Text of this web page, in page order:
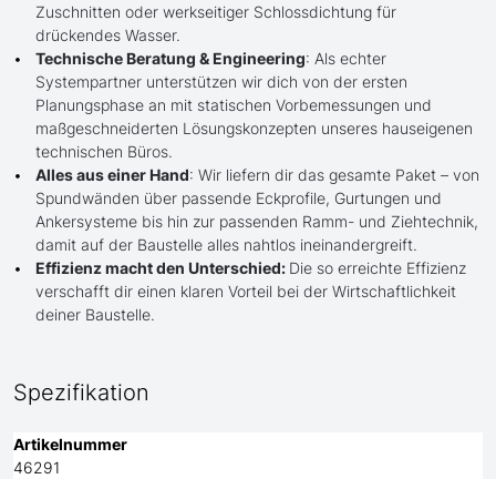
Zuschnitten oder werkseitiger Schlossdichtung für
drückendes Wasser.
Technische Beratung & Engineering: Als echter
Systempartner unterstützen wir dich von der ersten
Planungsphase an mit statischen Vorbemessungen und
maßgeschneiderten Lösungskonzepten unseres hauseigenen
technischen Büros.
Alles aus einer Hand: Wir liefern dir das gesamte Paket – von
Spundwänden über passende Eckprofile, Gurtungen und
Ankersysteme bis hin zur passenden Ramm- und Ziehtechnik,
damit auf der Baustelle alles nahtlos ineinandergreift.
Effizienz macht den Unterschied: Die so erreichte Effizienz
verschafft dir einen klaren Vorteil bei der Wirtschaftlichkeit
deiner Baustelle.
Spezifikation
Artikelnummer
46291